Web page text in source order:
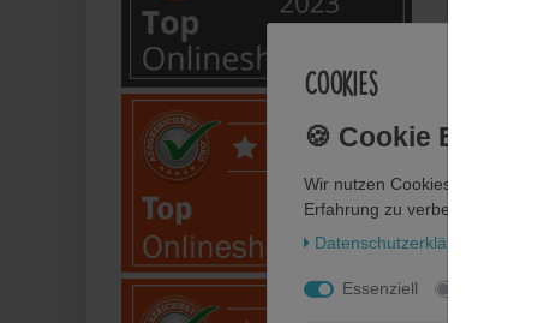
Cookies
Wir nutzen Cookies auf
Erfahrung zu verbessern.
Daten­schutz­erklärung
Essenziell